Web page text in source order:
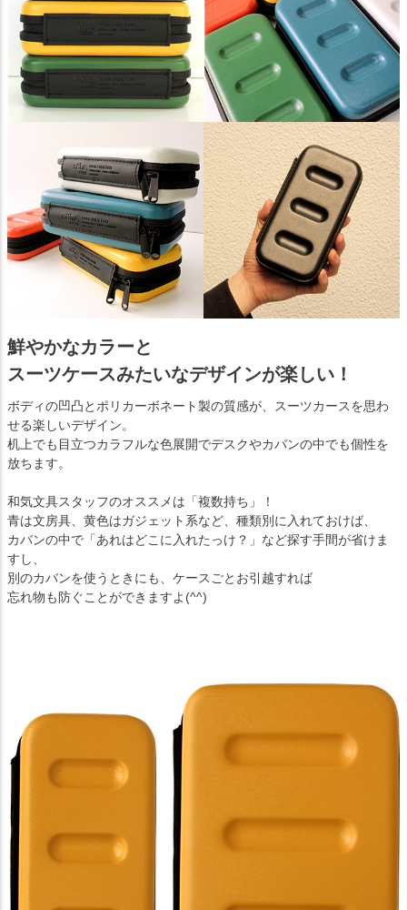
鮮やかなカラーと
スーツケースみたいなデザインが楽しい！
ボディの凹凸とポリカーボネート製の質感が、スーツカースを思わ
せる楽しいデザイン。
机上でも目立つカラフルな色展開でデスクやカバンの中でも個性を
放ちます。
和気文具スタッフのオススメは「複数持ち」！
青は文房具、黄色はガジェット系など、種類別に入れておけば、
カバンの中で「あれはどこに入れたっけ？」など探す手間が省けま
すし、
別のカバンを使うときにも、ケースごとお引越すれば
忘れ物も防ぐことができますよ(^^)